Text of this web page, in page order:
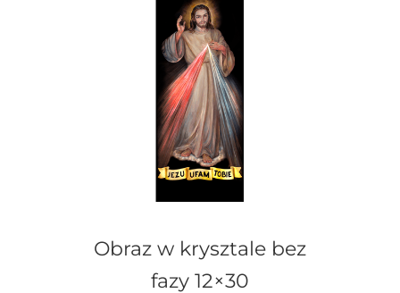
Obraz w krysztale bez
fazy 12×30